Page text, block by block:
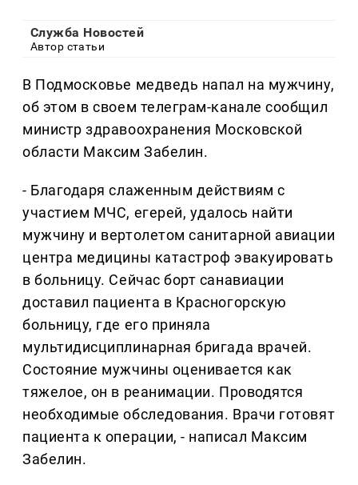
Служба Новостей
Автор статьи
В Подмосковье медведь напал на мужчину,
об этом в своем телеграм-канале сообщил
министр здравоохранения Московской
области Максим Забелин.
- Благодаря слаженным действиям с
участием МЧС, егерей, удалось найти
мужчину и вертолетом санитарной авиации
центра медицины катастроф эвакуировать
в больницу. Сейчас борт санавиации
доставил пациента в Красногорскую
больницу, где его приняла
мультидисциплинарная бригада врачей.
Состояние мужчины оценивается как
тяжелое, он в реанимации. Проводятся
необходимые обследования. Врачи готовят
пациента к операции, - написал Максим
Забелин.